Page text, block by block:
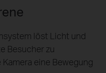
löst Licht und
Besucher zu
eine Bewegung